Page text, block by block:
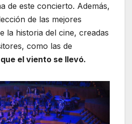
de este concierto. Además,
de las mejores
la historia del cine, creadas
como las de
el viento se llevó.